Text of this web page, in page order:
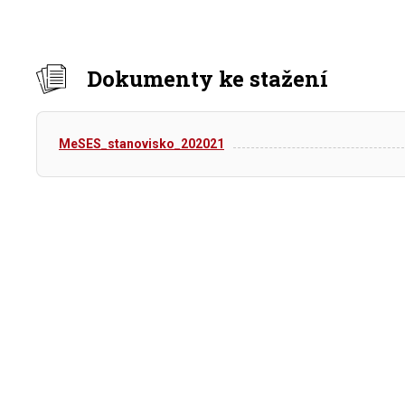
Dokumenty ke stažení
MeSES_stanovisko_202021